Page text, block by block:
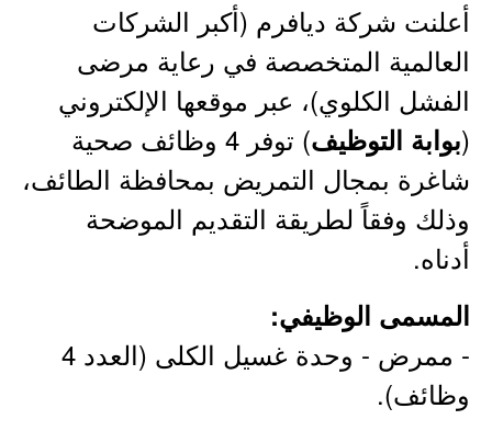
أعلنت شركة ديافرم (أكبر الشركات
العالمية المتخصصة في رعاية مرضى
الفشل الكلوي)، عبر موقعها الإلكتروني
(بوابة التوظيف
) توفر 4 وظائف صحية
شاغرة بمجال التمريض بمحافظة الطائف،
وذلك وفقاً لطريقة التقديم الموضحة
أدناه.
المسمى الوظيفي:
- ممرض - وحدة غسيل الكلى (العدد 4
وظائف).